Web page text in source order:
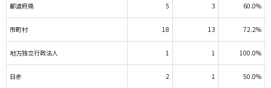
都道府県 5 3 60.0%
市町村 18 13 72.2%
地方独立行政法人 1 1 100.0%
日赤 2 1 50.0%